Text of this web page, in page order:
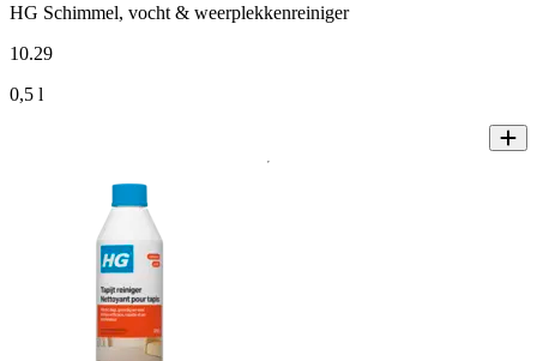
HG Schimmel, vocht & weerplekkenreiniger
10.29
0,5 l